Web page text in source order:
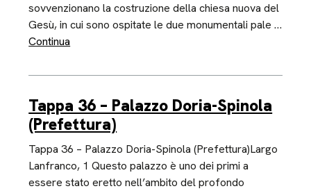
sovvenzionano la costruzione della chiesa nuova del
Gesù, in cui sono ospitate le due monumentali pale …
Continua
Tappa 36 – Palazzo Doria-Spinola
(Prefettura)
Tappa 36 – Palazzo Doria-Spinola (Prefettura)Largo
Lanfranco, 1 Questo palazzo è uno dei primi a
essere stato eretto nell’ambito del profondo